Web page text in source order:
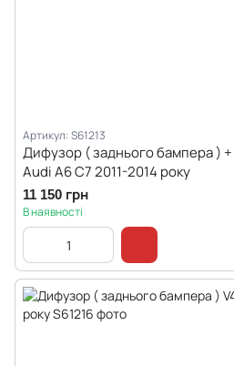
Артикул: S61213
Дифузор ( заднього бампера ) +
Audi A6 C7 2011-2014 року
11 150 грн
В наявності